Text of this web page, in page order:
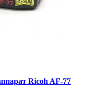
Ricoh AF-77